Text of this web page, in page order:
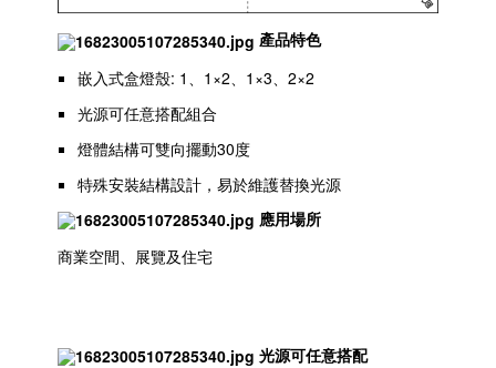
產品特色
嵌入式盒燈殼: 1、1×2、1×3、2×2
光源可任意搭配組合
燈體結構可雙向擺動30度
特殊安裝結構設計，易於維護替換光源
應用場所
商業空間、展覽及住宅
光源可任意搭配